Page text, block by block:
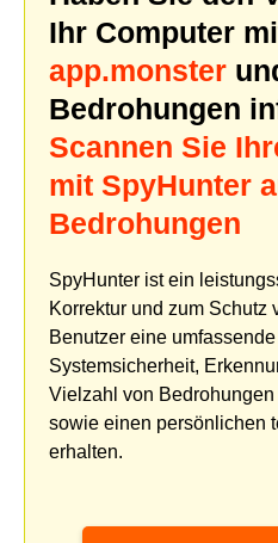
Ihr Computer
app.monster
Bedrohungen
Scannen Sie
mit SpyHunter
Bedrohungen
SpyHunter ist ein
Korrektur und zum Schutz
Benutzer eine
Systemsicherheit,
Vielzahl von
sowie einen persönlichen
erhalten.